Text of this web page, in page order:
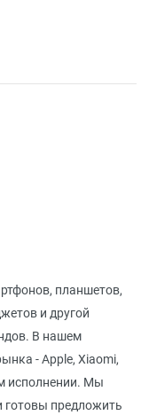
планшетов,
и другой
В нашем
- Apple, Xiaomi,
исполнении. Мы
готовы предложить